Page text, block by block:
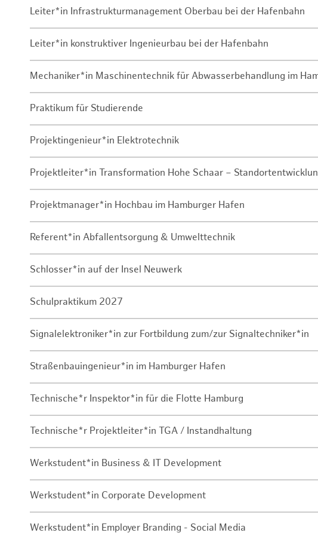
Leiter*in Infrastrukturmanagement Oberbau bei der Hafenbahn
Leiter*in konstruktiver Ingenieurbau bei der Hafenbahn
Mechaniker*in Maschinentechnik für Abwasserbehandlung im
Praktikum für Studierende
Projektingenieur*in Elektrotechnik
Projektleiter*in Transformation Hohe Schaar –
Projektmanager*in Hochbau im Hamburger Hafen
Referent*in Abfallentsorgung & Umwelttechnik
Schlosser*in auf der Insel Neuwerk
Schulpraktikum 2027
Signalelektroniker*in zur Fortbildung zum/zur Signaltechniker*in
Straßenbauingenieur*in im Hamburger Hafen
Technische*r Inspektor*in für die Flotte Hamburg
Technische*r Projektleiter*in TGA / Instandhaltung
Werkstudent*in Business & IT Development
Werkstudent*in Corporate Development
Werkstudent*in Employer Branding - Social Media